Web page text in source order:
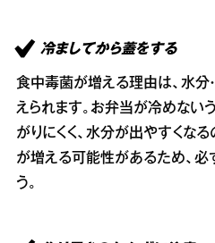
冷ましてから蓋をする
食中毒菌が増える理由は、水分
えられます。お弁当が冷めない
がりにくく、水分が出やすくな
が増える可能性があるため、必
う。